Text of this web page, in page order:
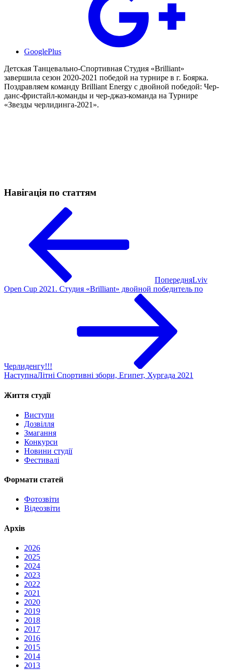
GooglePlus
Детская Танцевально-Спортивная Студия «Brilliant»
завершила сезон 2020-2021 победой на турнире в г. Боярка.
Поздравляем команду Brilliant Energy с двойной победой: Чер-
данс-фристайл-команды и чер-джаз-команда на Турнире
«Звезды черлидинга-2021».
Навігація по статтям
ПопередняLviv
Open Cup 2021. Студия «Brilliant» двойной победитель по
Черлиденгу!!!
НаступнаЛітні Спортивні збори, Египет, Хургада 2021
Життя студії
Виступи
Дозвілля
Змагання
Конкурси
Новини студії
Фестивалі
Формати статей
Фотозвіти
Відеозвіти
Архів
2026
2025
2024
2023
2022
2021
2020
2019
2018
2017
2016
2015
2014
2013